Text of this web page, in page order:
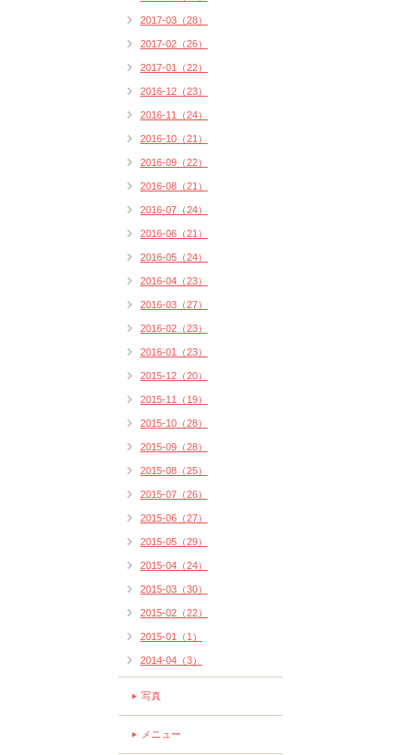
2017-03（28）
2017-02（26）
2017-01（22）
2016-12（23）
2016-11（24）
2016-10（21）
2016-09（22）
2016-08（21）
2016-07（24）
2016-06（21）
2016-05（24）
2016-04（23）
2016-03（27）
2016-02（23）
2016-01（23）
2015-12（20）
2015-11（19）
2015-10（28）
2015-09（28）
2015-08（25）
2015-07（26）
2015-06（27）
2015-05（29）
2015-04（24）
2015-03（30）
2015-02（22）
2015-01（1）
2014-04（3）
写真
メニュー